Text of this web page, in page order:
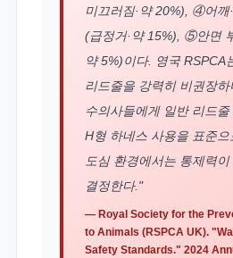
미끄러짐·약 20%), ④어깨
(급정거·약 15%), ⑤안면
약 5%)이다. 영국 RSPCA
리드줄을 강력히 비권장
수의사들에게 일반 리드
H형 하네스 사용을 표준으
도심 환경에서는 통제력
결정한다."
— Royal Society for the
to Animals (RSPCA UK).
Safety Standards." 2024